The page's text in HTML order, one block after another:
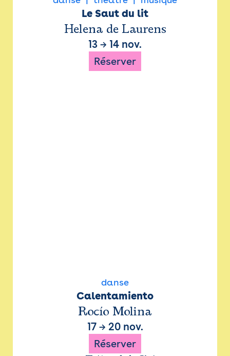
Le Saut du lit
Helena de Laurens
13 → 14 nov.
Réserver
danse
Calentamiento
Rocío Molina
17→ 20 nov.
Réserver